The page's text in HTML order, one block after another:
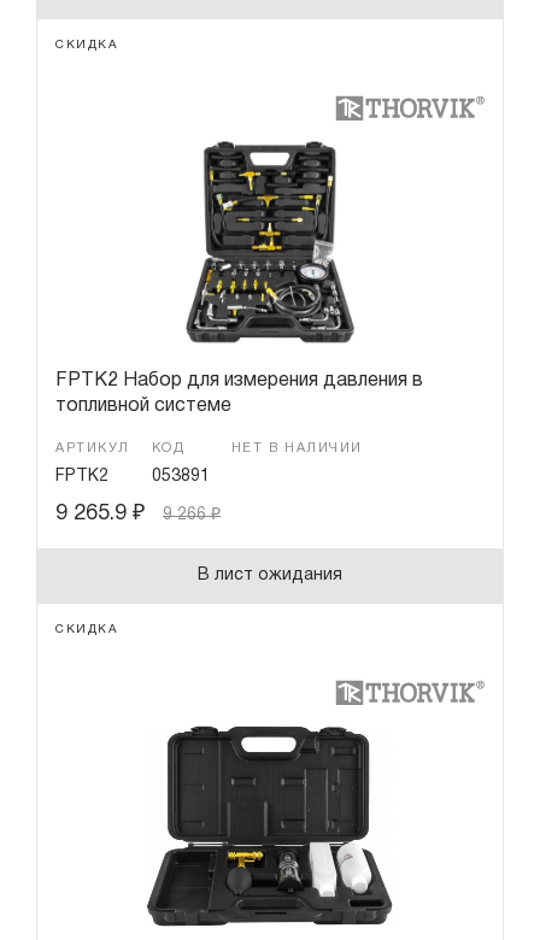
СКИДКА
FPTK2 Набор для измерения давления в
топливной системе
АРТИКУЛ
FPTK2
КОД
053891
НЕТ В НАЛИЧИИ
9 265.9 ₽ 9 266₽
В лист ожидания
СКИДКА